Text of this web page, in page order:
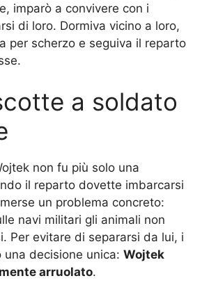
imparò a convivere con i
di loro. Dormiva vicino a loro,
per scherzo e seguiva il reparto
a soldato
non fu più solo una
il reparto dovette imbarcarsi
un problema concreto:
navi militari gli animali non
Per evitare di separarsi da lui, i
una decisione unica: Wojtek
arruolato.